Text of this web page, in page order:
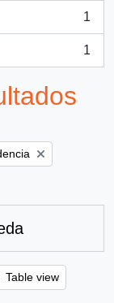
1
1
Table view